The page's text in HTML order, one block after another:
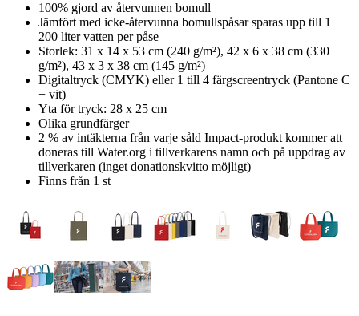
100% gjord av återvunnen bomull
Jämfört med icke-återvunna bomullspåsar sparas upp till 1
200 liter vatten per påse
Storlek: 31 x 14 x 53 cm (240 g/m²), 42 x 6 x 38 cm (330
g/m²), 43 x 3 x 38 cm (145 g/m²)
Digitaltryck (CMYK) eller 1 till 4 färgscreentryck (Pantone C
+ vit)
Yta för tryck: 28 x 25 cm
Olika grundfärger
2 % av intäkterna från varje såld Impact-produkt kommer att
doneras till Water.org i tillverkarens namn och på uppdrag av
tillverkaren (inget donationskvitto möjligt)
Finns från 1 st